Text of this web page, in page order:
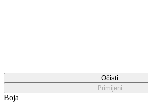
Očisti
Primijeni
Boja